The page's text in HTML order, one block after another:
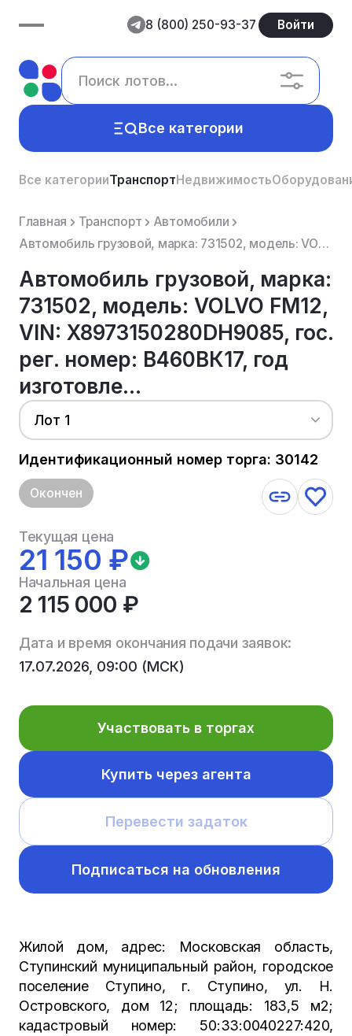
8 (800) 250-93-37 Войти
Все категории
Все категорииТранспортНедвижимость
Главная Транспорт
Автомобили
Автомобиль грузовой, марка: 731502, модель: VOLVO FM12, VIN: X8973150280DH9085, гос. рег. номер: В46...
Автомобиль грузовой, марка:
731502, модель: VOLVO FM12,
VIN: X8973150280DH9085, гос.
рег. номер: В460ВК17, год
изготовле...
Лот 1
Идентификационный номер торга: 30142
Окончен
Текущая цена
21 150 ₽
Начальная цена
2 115 000 ₽
Дата и время окончания подачи заявок:
17.07.2026, 09:00 (МСК)
Участвовать в торгах
Купить через агента
Перевести задаток
Подписаться на обновления
Жилой дом, адрес: Московская область,
Ступинский муниципальный район, городское
поселение Ступино, г. Ступино, ул. Н.
Островского, дом 12; площадь: 183,5 м2;
кадастровый номер: 50:33:0040227:420,